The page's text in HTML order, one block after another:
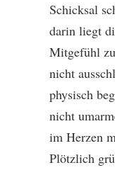
Schicksal
darin liegt
Mitgefühl
nicht
physisch
nicht
im Herzen
Plötzlich